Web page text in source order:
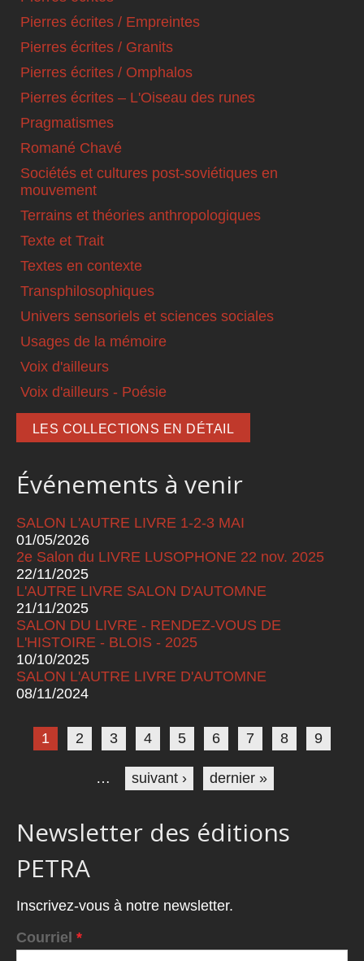
Pierres écrites / Empreintes
Pierres écrites / Granits
Pierres écrites / Omphalos
Pierres écrites – L'Oiseau des runes
Pragmatismes
Romané Chavé
Sociétés et cultures post-soviétiques en
mouvement
Terrains et théories anthropologiques
Texte et Trait
Textes en contexte
Transphilosophiques
Univers sensoriels et sciences sociales
Usages de la mémoire
Voix d'ailleurs
Voix d'ailleurs - Poésie
LES COLLECTIONS EN DÉTAIL
Événements à venir
SALON L'AUTRE LIVRE 1-2-3 MAI
01/05/2026
2e Salon du LIVRE LUSOPHONE 22 nov. 2025
22/11/2025
L'AUTRE LIVRE SALON D'AUTOMNE
21/11/2025
SALON DU LIVRE - RENDEZ-VOUS DE
L'HISTOIRE - BLOIS - 2025
10/10/2025
SALON L'AUTRE LIVRE D'AUTOMNE
08/11/2024
Pages
1 2 3 4 5 6 7 8 9
… suivant › dernier »
Newsletter des éditions
PETRA
Inscrivez-vous à notre newsletter.
Courriel *